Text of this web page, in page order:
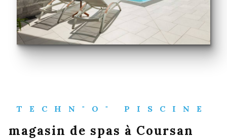
TECHN"O" PISCINE
magasin de spas à Coursan